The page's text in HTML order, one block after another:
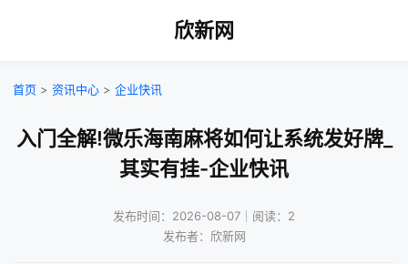
欣新网
首页 > 资讯中心 > 企业快讯
入门全解!微乐海南麻将如何让系统发好牌_
其实有挂-企业快讯
发布时间：2026-08-07｜阅读：2
发布者：欣新网